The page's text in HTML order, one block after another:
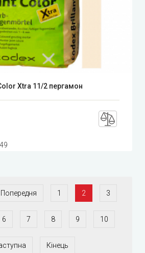
Xtra 11/2 пергамон
Попередня 1 2 3
6 7 8 9 10
Кінець